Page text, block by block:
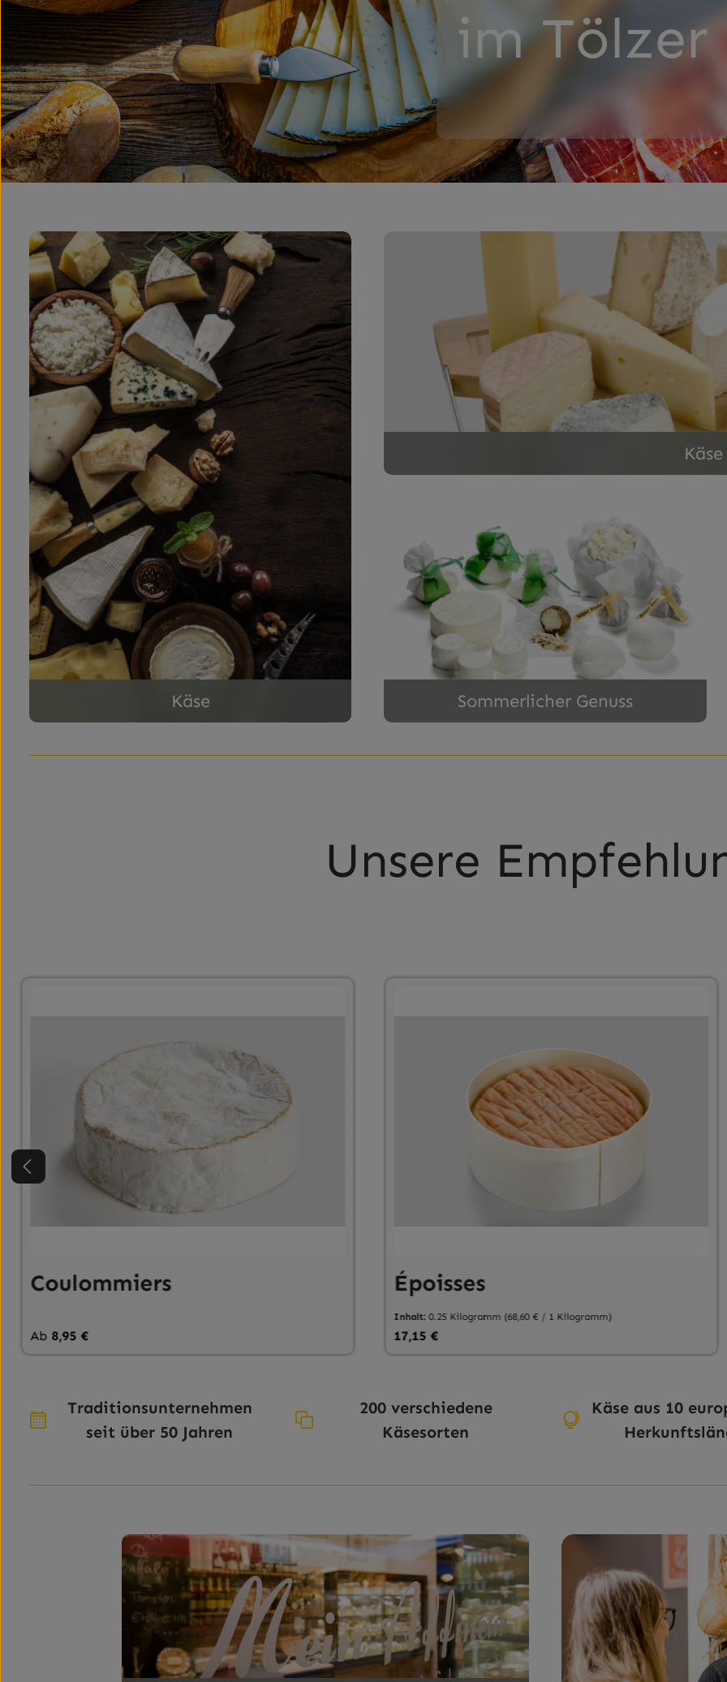
im Tölzer
Herzlich
Willkommen
im Tölzer Kasladen
⎯ ENTDECKEN
Käse
Käse Sommerlicher Genuss
Unsere
Coulommiers
Regulärer Preis:
Ab8,95 €
Époisses
Inhalt:0.25 Kilogramm(68,60 € / 1 Kilogramm)
Regulärer Preis:
17,15 €
Traditionsunternehmen
seit über 50 Jahren
200 verschiedene
Käsesorten
Käse aus 10
Unsere Filialen und Franchisenehmer Unsere Verkaufsstellen